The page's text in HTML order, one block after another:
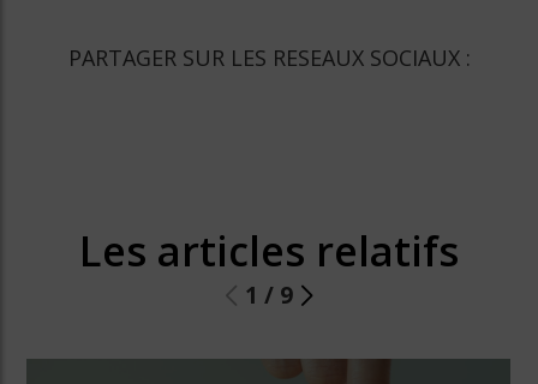
PARTAGER SUR LES RESEAUX SOCIAUX :
Les articles relatifs
1 / 9